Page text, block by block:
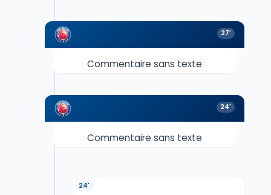
27'
Commentaire sans texte
24'
Commentaire sans texte
24'